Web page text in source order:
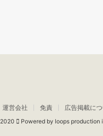
運営会社 免責 広告掲載に
2020 Powered by loops production